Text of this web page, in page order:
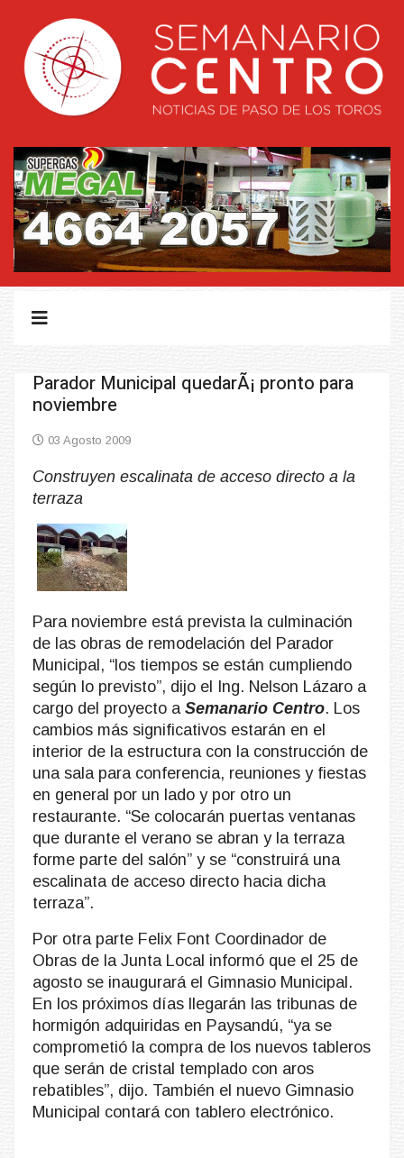
Parador Municipal quedarÃ¡ pronto para
noviembre
03 Agosto 2009
Construyen escalinata de acceso directo a la
terraza
Para noviembre está prevista la culminación
de las obras de remodelación del Parador
Municipal, “los tiempos se están cumpliendo
según lo previsto”, dijo el Ing. Nelson Lázaro a
cargo del proyecto a Semanario Centro. Los
cambios más significativos estarán en el
interior de la estructura con la construcción de
una sala para conferencia, reuniones y fiestas
en general por un lado y por otro un
restaurante. “Se colocarán puertas ventanas
que durante el verano se abran y la terraza
forme parte del salón” y se “construirá una
escalinata de acceso directo hacia dicha
terraza”.
Por otra parte Felix Font Coordinador de
Obras de la Junta Local informó que el 25 de
agosto se inaugurará el Gimnasio Municipal.
En los próximos días llegarán las tribunas de
hormigón adquiridas en Paysandú, “ya se
comprometió la compra de los nuevos tableros
que serán de cristal templado con aros
rebatibles”, dijo. También el nuevo Gimnasio
Municipal contará con tablero electrónico.